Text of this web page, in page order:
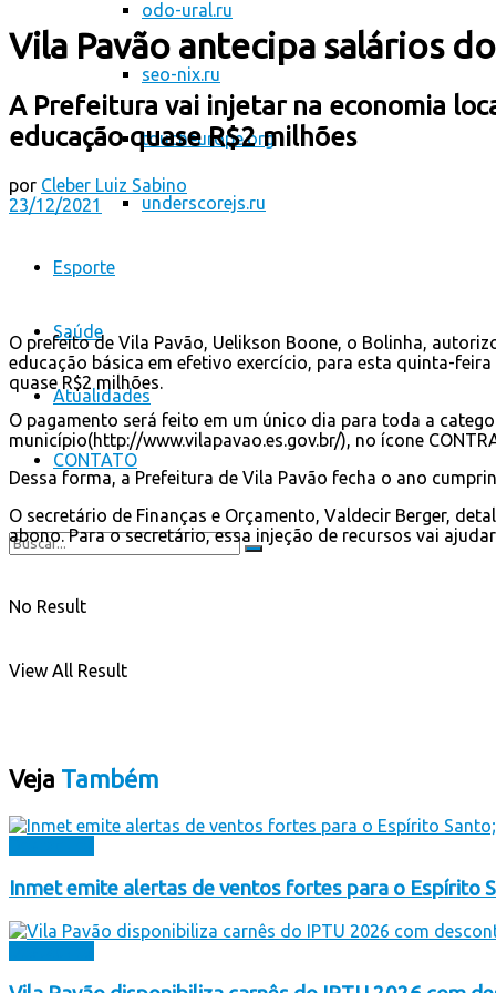
odo-ural.ru
seo-nix.ru
toucheurope.org
underscorejs.ru
Esporte
Saúde
Atualidades
CONTATO
No Result
View All Result
Vila Pavão antecipa salários
A Prefeitura vai injetar na economia
educação quase R$2 milhões
por Cleber Luiz Sabino
23/12/2021
O prefeito de Vila Pavão, Uelikson Boone, o Bolinha,
educação básica em efetivo exercício, para esta quinta-
quase R$2 milhões.
O pagamento será feito em um único dia para toda a
município(http://www.vilapavao.es.gov.br/), no ícone CONTRA
Dessa forma, a Prefeitura de Vila Pavão fecha o ano
O secretário de Finanças e Orçamento, Valdecir Berger,
abono. Para o secretário, essa injeção de recursos vai
Veja Também
Inmet emite alertas de ventos fortes para o Espírito